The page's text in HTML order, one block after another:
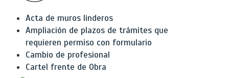
Acta de muros linderos
Ampliación de plazos de trámites que
requieren permiso con formulario
Cambio de profesional
Cartel frente de Obra